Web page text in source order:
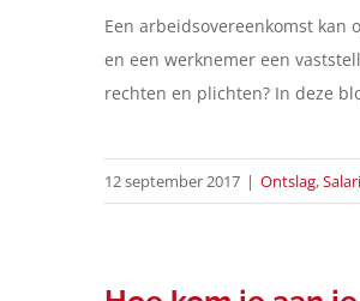
Een arbeidsovereenkomst
en een werknemer een
rechten en plichten? In deze
12 september 2017 | Ontslag,